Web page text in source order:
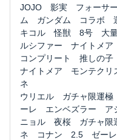
JOJO 影実 フォーサ
ム ガンダム コラボ
キコル 怪獣 8号 大
ルシファー ナイト
コンプリート 推しの
ナイトメア モンテク
ネ
ウリエル ガチャ限運
ーレ エンベズラー ア
ニョル 夜桜 ガチャ
ネ コナン 2.5 ゼーレ